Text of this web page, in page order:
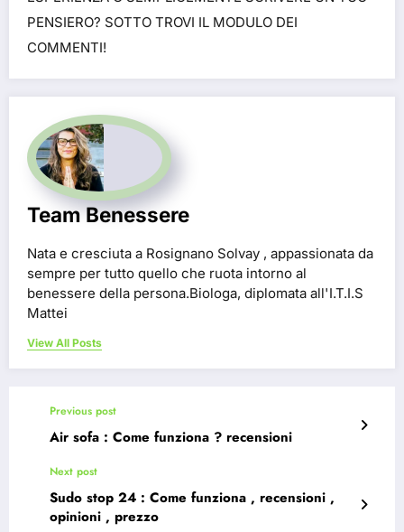
PENSIERO? SOTTO TROVI IL MODULO DEI
COMMENTI!
Team Benessere
Nata e cresciuta a Rosignano Solvay , appassionata da
sempre per tutto quello che ruota intorno al
benessere della persona.Biologa, diplomata all'I.T.I.S
Mattei
View All Posts
Previous post
Air sofa : Come funziona ? recensioni
Next post
Sudo stop 24 : Come funziona , recensioni ,
opinioni , prezzo